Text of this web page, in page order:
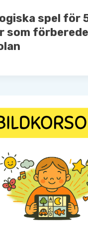
spel för
som